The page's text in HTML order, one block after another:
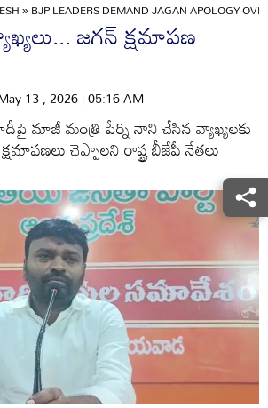
»BJP LEADERS DEMAND JAGAN APOLOGY
జగన్‌ క్షమాపణ
13 , 2026 | 05:16 AM
మాజీ మంత్రి పేర్ని నాని చేసిన వ్యాఖ్యలకు
క్షమాపణలు చెప్పాలని రాష్ట్ర బీజేపీ నేతలు